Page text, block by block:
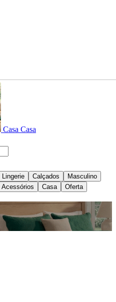
Casa Casa
Lingerie Calçados
Masculino
Acessórios Casa Oferta